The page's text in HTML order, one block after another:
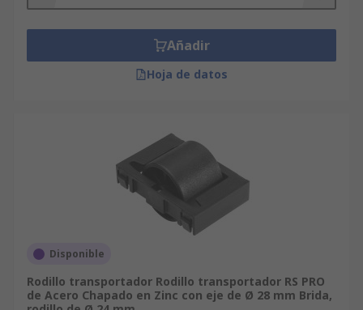
Añadir
Hoja de datos
Disponible
Rodillo transportador Rodillo transportador RS PRO
de Acero Chapado en Zinc con eje de Ø 28 mm Brida,